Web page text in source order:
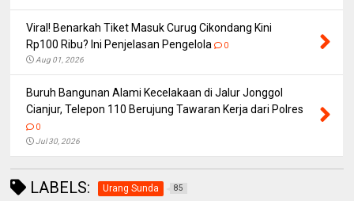
Viral! Benarkah Tiket Masuk Curug Cikondang Kini
Rp100 Ribu? Ini Penjelasan Pengelola
0
Aug 01, 2026
Buruh Bangunan Alami Kecelakaan di Jalur Jonggol
Cianjur, Telepon 110 Berujung Tawaran Kerja dari Polres
0
Jul 30, 2026
LABELS: Urang Sunda 85